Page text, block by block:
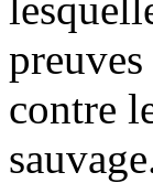
contre